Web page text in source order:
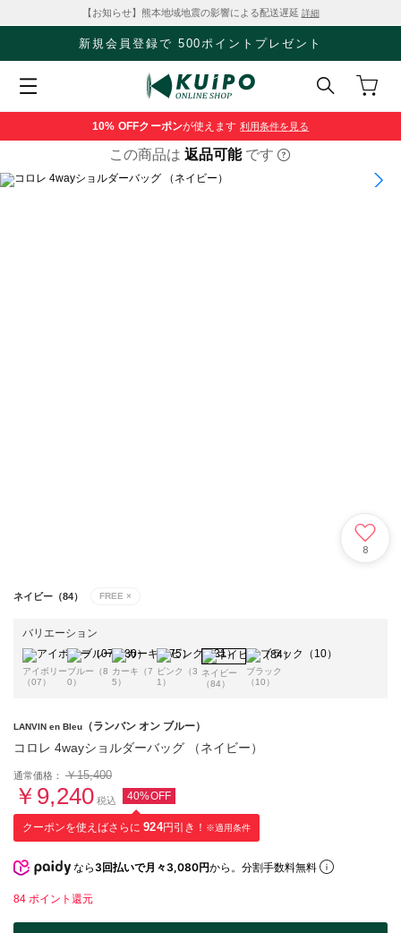
【お知らせ】熊本地域地震の影響による配送遅延 詳細
新規会員登録で 500ポイントプレゼント
10% OFFクーポンが使えます 利用条件を見る
この商品は 返品可能 です
1/11
8
ネイビー（84） FREE ×
バリエーション
アイボリー
（07）
ブルー（8
0）
カーキ（7
5）
ピンク（3
1）
ネイビー
（84）
ブラック
（10）
LANVIN en Bleu （ランバン オン ブルー）
コロレ 4wayショルダーバッグ （ネイビー）
通常価格： ￥15,400
￥9,240 税込 40%OFF
クーポンを使えばさらに 924円引き！ ※適用条件
なら 3回払いで月々3,080円から。分割手数料無料
84 ポイント還元